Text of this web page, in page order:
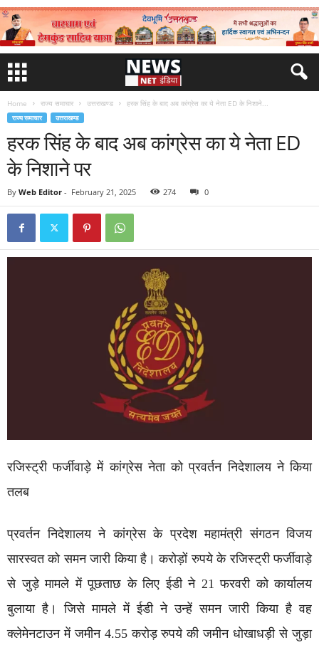
Home राज्य समाचार उत्तराखण्ड हरक सिंह के बाद अब कांग्रेस का ये नेता ED के निशाने...
राज्य समाचार उत्तराखण्ड
हरक सिंह के बाद अब कांग्रेस का ये नेता ED
के निशाने पर
By Web Editor - February 21, 2025 274 0
रजिस्ट्री फर्जीवाड़े में कांग्रेस नेता को प्रवर्तन निदेशालय ने किया
तलब
प्रवर्तन निदेशालय ने कांग्रेस के प्रदेश महामंत्री संगठन विजय
सारस्वत को समन जारी किया है। करोड़ों रुपये के रजिस्ट्री फर्जीवाड़े
से जुड़े मामले में पूछताछ के लिए ईडी ने 21 फरवरी को कार्यालय
बुलाया है। जिसे मामले में ईडी ने उन्हें समन जारी किया है वह
क्लेमेनटाउन में जमीन 4.55 करोड़ रुपये की जमीन धोखाधड़ी से जुड़ा